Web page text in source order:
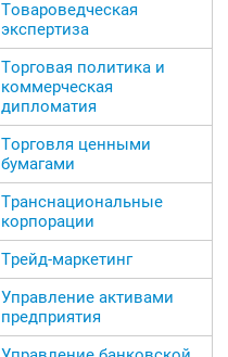
Товароведческая
экспертиза
Торговая политика и
коммерческая
дипломатия
Торговля ценными
бумагами
Транснациональные
корпорации
Трейд-маркетинг
Управление активами
предприятия